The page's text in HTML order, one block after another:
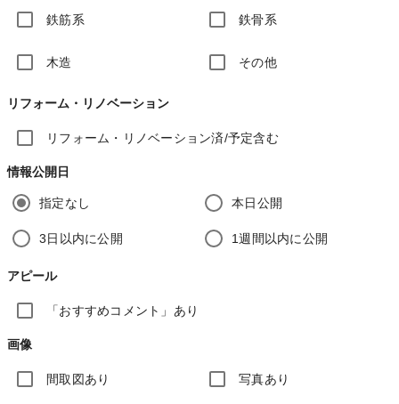
鉄筋系 鉄骨系
木造 その他
リフォーム・リノベーション
リフォーム・リノベーション済/予定含む
情報公開日
指定なし 本日公開
3日以内に公開 1週間以内に公開
アピール
「おすすめコメント」あり
画像
間取図あり 写真あり